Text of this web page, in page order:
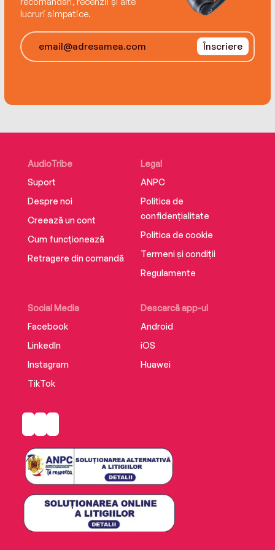
lucruri simpatice.
Înscriere
AudioTribe
Suport
Despre noi
Creează un cont
Cum funcționează
Retragere din comandă
Social Media
Facebook
LinkedIn
Instagram
TikTok
Descarcă app-ul
Android
iOS
Huawei
Legal
ANPC
Politica de
confidențialitate
Politica de cookie
Termeni și condiții
Regulamente